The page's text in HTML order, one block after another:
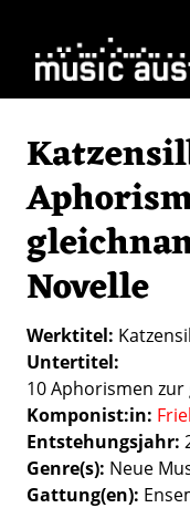
Novelle
Werktitel
Untertitel
10 Aphorismen
Komponist:in
Entstehungsjahr
Genre(s) Neue
Gattung(en)